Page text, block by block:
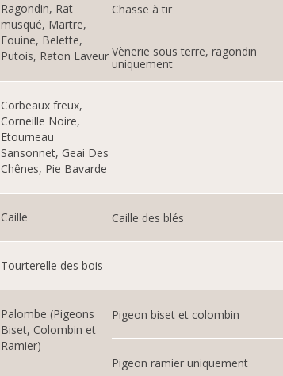
Ragondin, Rat
musqué, Martre,
Fouine, Belette,
Putois, Raton Laveur
Chasse à tir
Vènerie sous terre, ragondin
uniquement
Corbeaux freux,
Corneille Noire,
Etourneau
Sansonnet, Geai Des
Chênes, Pie Bavarde
Caille Caille des blés
Tourterelle des bois
Palombe (Pigeons
Biset, Colombin et
Ramier)
Pigeon biset et colombin
Pigeon ramier uniquement